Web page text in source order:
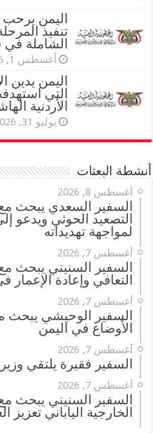
اليمن يرحب
تنفيذ
الشاملة
أغسطس 1, 2026
اليمن يدين
التي
الأردنية
يوليو 31, 2026
أنشطة البعثات
أغسطس 8, 2026
السفير السعدي يبحث
التصعيد الحوثي ويدعو
لمواجهة تهديداته
أغسطس 7, 2026
السفير السنيني يبحث
التعافي وإعادة الإعمار
أغسطس 7, 2026
السفير الوحيشي
الأوضاع في اليمن
أغسطس 7, 2026
السفير فقيرة يلتقي وزير
أغسطس 7, 2026
السفير السنيني يبحث
الخارجية الياباني تعزيز